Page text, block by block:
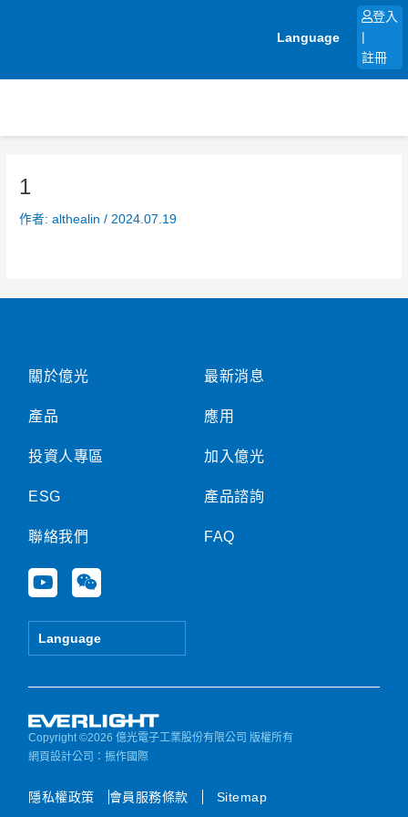
Language
登入
註冊
1
作者:althealin/ 2024.07.19
關於億光
產品
投資人專區
ESG
聯絡我們
Y
o
u
e
W
e
i
Language
最新消息
應用
加入億光
產品諮詢
FAQ
Copyright ©2026 億光電子工業股份有限公司 版權所有
網頁設計公司 ：振作國際
隱私權政策 會員服務條款 Sitemap